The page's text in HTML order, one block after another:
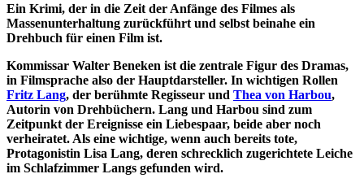
Ein Krimi, der in die Zeit der Anfänge des Filmes als
Massenunterhaltung zurückführt und selbst beinahe ein
Drehbuch für einen Film ist.
Kommissar Walter Beneken ist die zentrale Figur des Dramas,
in Filmsprache also der Hauptdarsteller. In wichtigen Rollen
Fritz Lang, der berühmte Regisseur und Thea von Harbou,
Autorin von Drehbüchern. Lang und Harbou sind zum
Zeitpunkt der Ereignisse ein Liebespaar, beide aber noch
verheiratet. Als eine wichtige, wenn auch bereits tote,
Protagonistin Lisa Lang, deren schrecklich zugerichtete Leiche
im Schlafzimmer Langs gefunden wird.